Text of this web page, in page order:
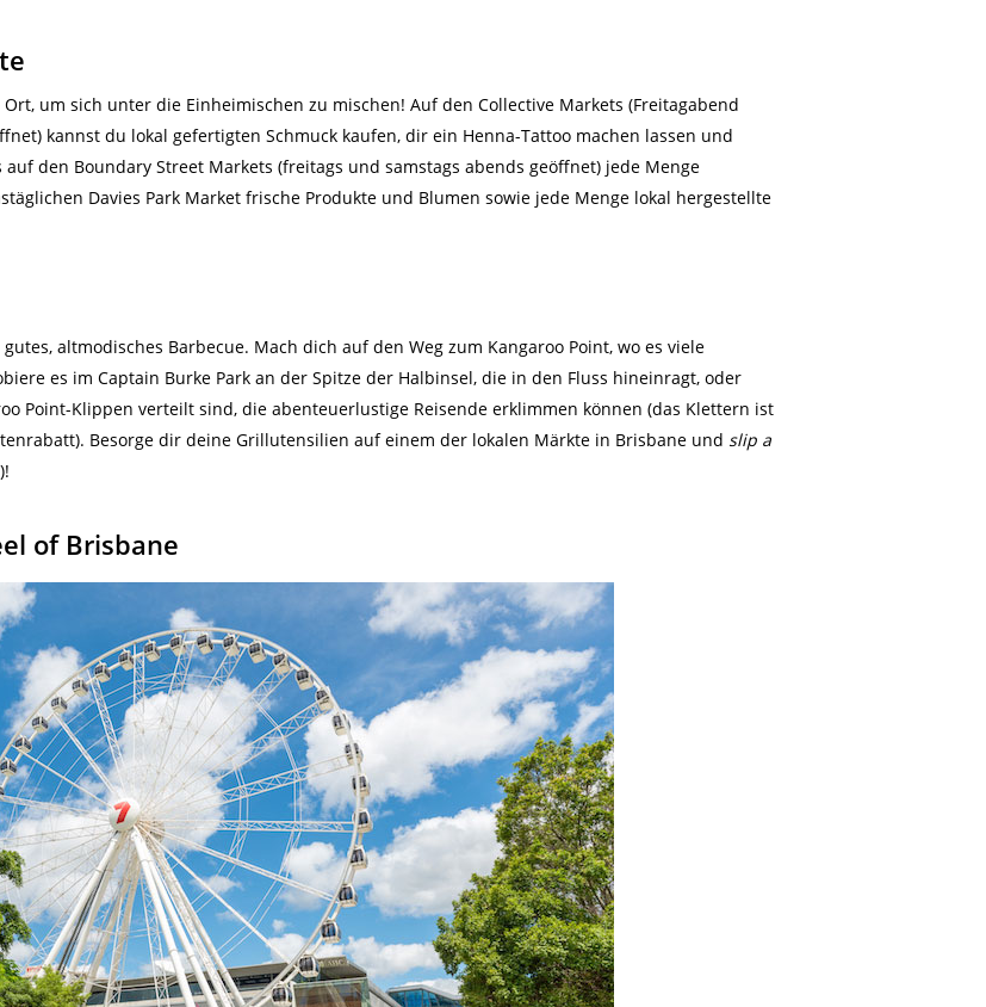
um sich unter die Einheimischen zu mischen! Auf den Collective Markets (Freitagabend
kannst du lokal gefertigten Schmuck kaufen, dir ein Henna-Tattoo machen lassen und
den Boundary Street Markets (freitags und samstags abends geöffnet) jede Menge
Davies Park Market frische Produkte und Blumen sowie jede Menge lokal hergestellte
altmodisches Barbecue. Mach dich auf den Weg zum Kangaroo Point, wo es viele
es im Captain Burke Park an der Spitze der Halbinsel, die in den Fluss hineinragt, oder
Point-Klippen verteilt sind, die abenteuerlustige Reisende erklimmen können (das Klettern ist
Besorge dir deine Grillutensilien auf einem der lokalen Märkte in Brisbane und slip a
of Brisbane